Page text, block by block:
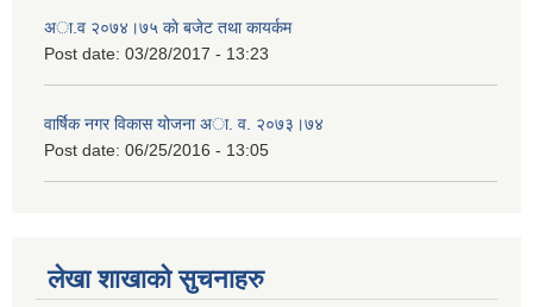
अा.व २०७४।७५ काे बजेट तथा कायर्कम
Post date: 03/28/2017 - 13:23
वार्षिक नगर विकास योजना अा. व. २०७३।७४
Post date: 06/25/2016 - 13:05
लेखा शाखाको सुचनाहरु